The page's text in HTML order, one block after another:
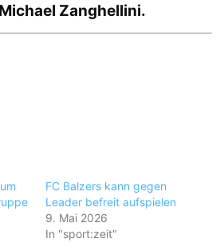
Zanghellini.
FC Balzers kann gegen
Leader befreit aufspielen
9. Mai 2026
In "sport:zeit"